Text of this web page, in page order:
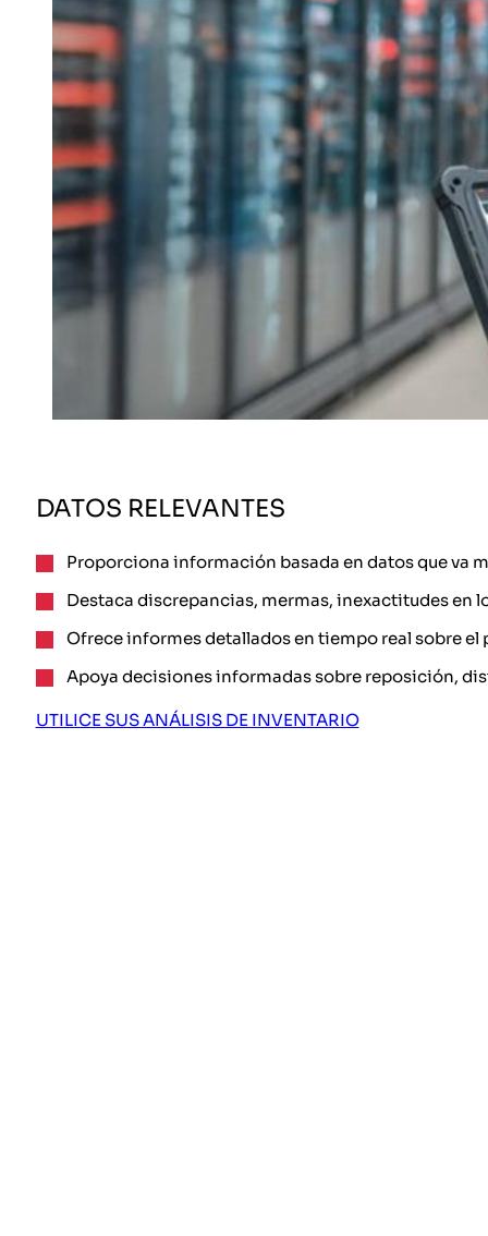
DATOS RELEVANTES
Proporciona información basada en datos que va
Destaca discrepancias, mermas, inexactitudes en
Ofrece informes detallados en tiempo real sobre
Apoya decisiones informadas sobre reposición,
UTILICE SUS ANÁLISIS DE INVENTARIO